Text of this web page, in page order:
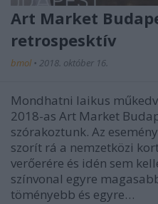
Art Market
retrospesktív
bmol • 2018. október 16.
Mondhatni laikus
2018-as Art Market
szórakoztunk. Az
szorít rá a nemzetközi
verőerére és idén sem
színvonal egyre
töményebb és egyre…